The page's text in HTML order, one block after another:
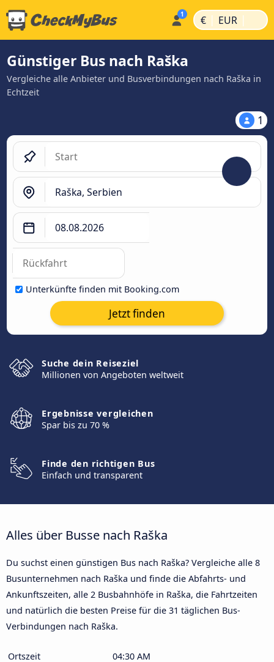
€ | EUR |
Günstiger Bus nach Raška
Vergleiche alle Anbieter und Busverbindungen nach Raška in
Echtzeit
1
Unterkünfte finden mit Booking.com
Jetzt finden
Suche dein Reiseziel
Millionen von Angeboten weltweit
Ergebnisse vergleichen
Spar bis zu 70 %
Finde den richtigen Bus
Einfach und transparent
Alles über Busse nach Raška
Du suchst einen günstigen Bus nach Raška? Vergleiche alle 8
Busunternehmen nach Raška und finde die Abfahrts- und
Ankunftszeiten, alle 2 Busbahnhöfe in Raška, die Fahrtzeiten
und natürlich die besten Preise für die 31 täglichen Bus-
Verbindungen nach Raška.
Ortszeit
04:30 AM